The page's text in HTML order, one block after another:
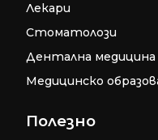
Лекари
Стоматолози
Дентална медицина
Медицинско
Полезно